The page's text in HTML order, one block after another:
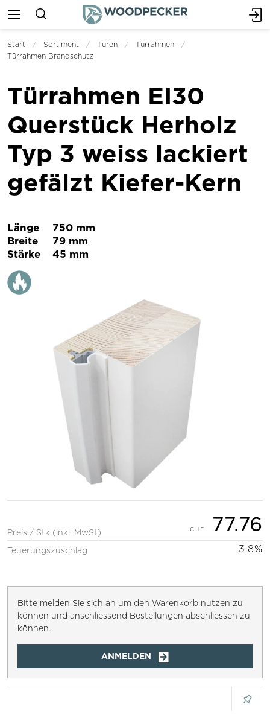
Start Sortiment Türen
Türrahmen
Türrahmen Brandschutz
Türrahmen EI30
Querstück Herholz
Typ 3 weiss lackiert
gefälzt Kiefer-Kern
Länge
750 mm
Breite
79 mm
Stärke
45 mm
Preis / Stk (inkl. MwSt) 77.76
Teuerungszuschlag 3.8%
Bitte melden Sie sich an um den Warenkorb nutzen zu
können und anschliessend Bestellungen abschliessen zu
können.
ANMELDEN